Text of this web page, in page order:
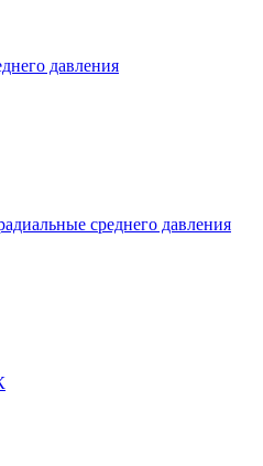
давления
среднего давления